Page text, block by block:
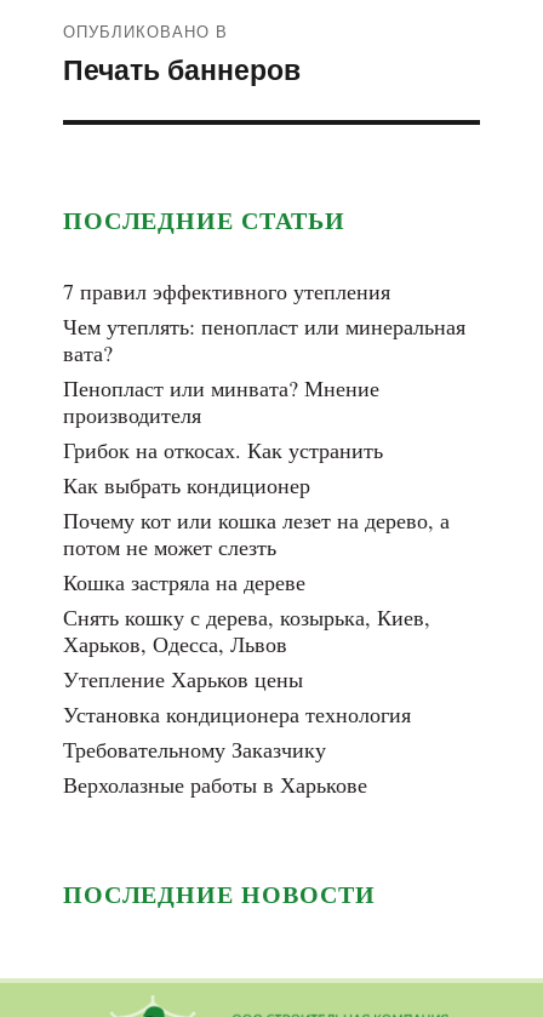
Навигация
по
записям
ОПУБЛИКОВАНО В
Печать баннеров
ПОСЛЕДНИЕ СТАТЬИ
7 правил эффективного утепления
Чем утеплять: пенопласт или минеральная
вата?
Пенопласт или минвата? Мнение
производителя
Грибок на откосах. Как устранить
Как выбрать кондиционер
Почему кот или кошка лезет на дерево, а
потом не может слезть
Кошка застряла на дереве
Снять кошку с дерева, козырька, Киев,
Харьков, Одесса, Львов
Утепление Харьков цены
Установка кондиционера технология
Требовательному Заказчику
Верхолазные работы в Харькове
ПОСЛЕДНИЕ НОВОСТИ